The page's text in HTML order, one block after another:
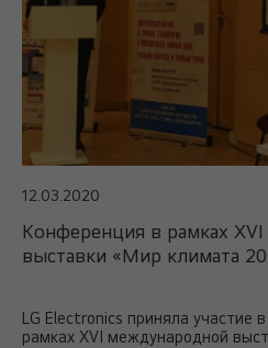
12.03.2020
Конференция в рамках
выставки «Мир климата
LG Electronics приняла участие
рамках XVI международной